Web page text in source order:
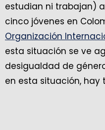
estudian ni trabajan)
cinco jóvenes en
Organización
esta situación se ve
desigualdad de
en esta situación, hay